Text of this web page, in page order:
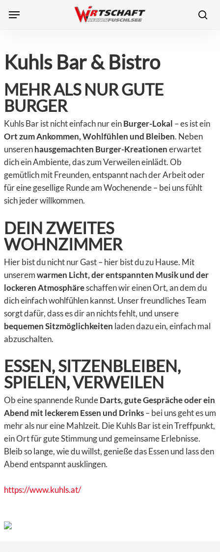
Menu
Kuhls Bar & Bistro
MEHR ALS NUR GUTE
BURGER
Kuhls Bar ist nicht einfach nur einBurger-Lokal – es ist ein
Ort zum Ankommen, Wohlfühlen und Bleiben. Neben
unserenhausgemachten Burger-Kreationenerwartet
dich ein Ambiente, das zum Verweilen einlädt. Ob
gemütlich mit Freunden, entspannt nach der Arbeit oder
für eine gesellige Runde am Wochenende – bei uns fühlt
sich jeder willkommen.
DEIN ZWEITES
WOHNZIMMER
Hier bist du nicht nur Gast – hier bist du zu Hause. Mit
unseremwarmen Licht, der entspannten Musik und der
lockeren Atmosphäreschaffen wir einen Ort, an dem du
dich einfach wohlfühlen kannst. Unser freundliches Team
sorgt dafür, dass es dir an nichts fehlt, und unsere
bequemen Sitzmöglichkeiten laden dazu ein, einfach mal
abzuschalten.
ESSEN, SITZENBLEIBEN,
SPIELEN, VERWEILEN
Ob eine spannende RundeDarts, gute Gespräche oder ein
Abend mit leckerem Essen und Drinks– bei uns geht es um
mehr als nur eine Mahlzeit. Die Kuhls Bar ist ein Treffpunkt,
ein Ort für gute Stimmung und gemeinsame Erlebnisse.
Bleib so lange, wie du willst, genieße das Essen und lass den
Abend entspannt ausklingen.
https://www.kuhls.at/